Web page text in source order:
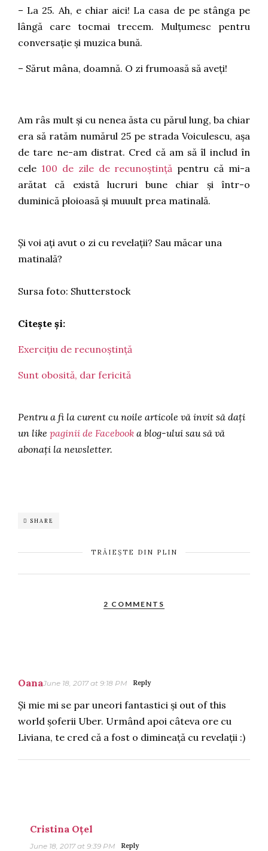
– La 25. Ah, e chiar aici! La casa de pe stânga pe
lângă care tocmai trecem. Mulțumesc pentru
conversație și muzica bună.
– Sărut mâna, doamnă. O zi frumoasă să aveți!
Am râs mult și cu nenea ăsta cu părul lung, ba chiar
era să ratăm numărul 25 pe strada Voiculescu, așa
de tare ne-am distrat. Cred că am să îl includ în
cele 100 de zile de recunoștință pentru că mi-a
arătat că există lucruri bune chiar și într-o
duminică ploioasă și muuult prea matinală.
Și voi ați avut o zi cu revelații? Sau măcar una
matinală?
Sursa foto: Shutterstock
Citește și:
Exercițiu de recunoștință
Sunt obosită, dar fericită
Pentru a fi la curent cu noile articole vă invit să dați
un like paginii de Facebook a blog-ului sau să vă
abonați la newsletter.
SHARE
TRĂIEȘTE DIN PLIN
2 COMMENTS
OanaJune 18, 2017 at 9:18 PM Reply
Și mie mi se par uneori fantastici și out of this
world șoferii Uber. Urmând apoi câteva ore cu
Liviana, te cred că a fost o dimineață cu revelații :)
Cristina Oțel
June 18, 2017 at 9:39 PM Reply